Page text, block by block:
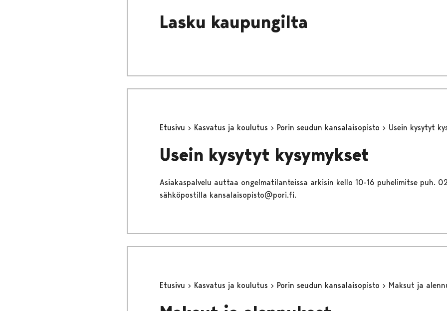
Lasku kaupungilta
Etusivu Kasvatus ja koulutus Porin seudun kansalaisopisto Usein kysytyt
Usein kysytyt kysymykset
Asiakaspalvelu auttaa ongelmatilanteissa arkisin kello 10-16 puhelimitse puh.
sähköpostilla kansalaisopisto@pori.fi.
Etusivu Kasvatus ja koulutus Porin seudun kansalaisopisto Maksut ja